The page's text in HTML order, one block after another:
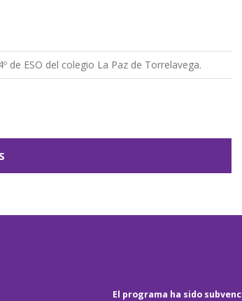
de ESO del colegio La Paz de Torrelavega.
El programa ha sido